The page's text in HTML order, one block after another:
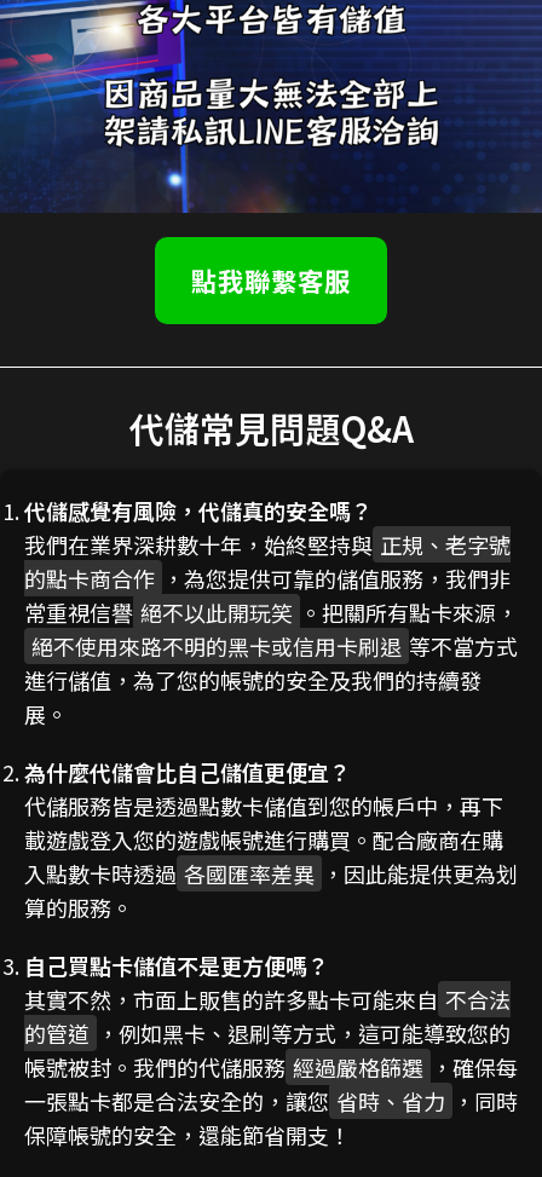
點我聯繫客服
代儲常見問題Q&A
代儲感覺有風險，代儲真的安全嗎？
我們在業界深耕數十年，始終堅持與 正規、老字號
的點卡商合作 ，為您提供可靠的儲值服務，我們非
常重視信譽 絕不以此開玩笑 。把關所有點卡來源，
絕不使用來路不明的黑卡或信用卡刷退 等不當方式
進行儲值，為了您的帳號的安全及我們的持續發
展。
為什麼代儲會比自己儲值更便宜？
代儲服務皆是透過點數卡儲值到您的帳戶中，再下
載遊戲登入您的遊戲帳號進行購買。配合廠商在購
入點數卡時透過 各國匯率差異 ，因此能提供更為划
算的服務。
自己買點卡儲值不是更方便嗎？
其實不然，市面上販售的許多點卡可能來自 不合法
的管道 ，例如黑卡、退刷等方式，這可能導致您的
帳號被封。我們的代儲服務 經過嚴格篩選 ，確保每
一張點卡都是合法安全的，讓您 省時、省力 ，同時
保障帳號的安全，還能節省開支！